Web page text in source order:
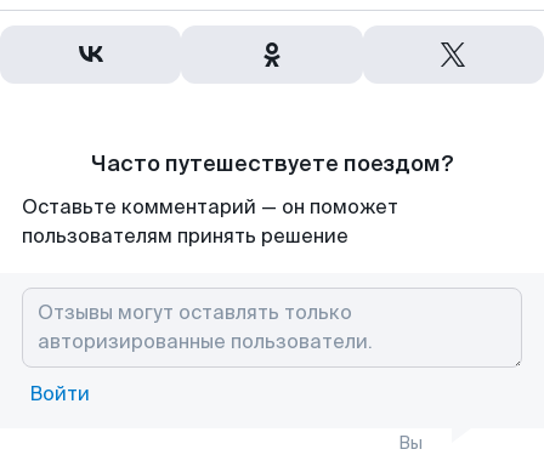
Часто путешествуете поездом?
Оставьте комментарий — он поможет
пользователям принять решение
Войти
Вы